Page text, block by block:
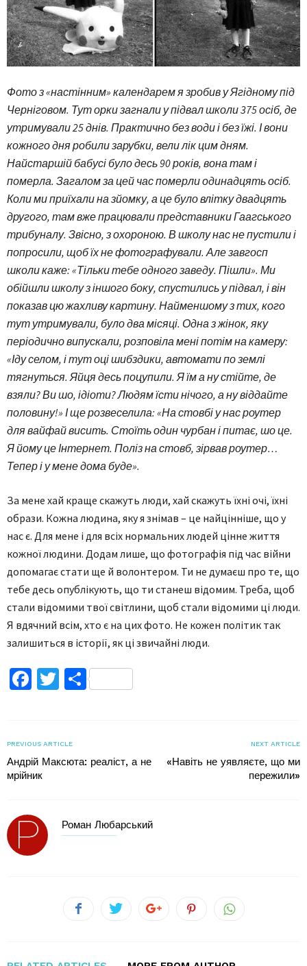
Фото з «настінним» календарем я зробив у Ягідному під
Черніговом. Тут орки загнали у підвал школи 375 осіб, де
утримували 25 днів. Практично без води і без їжі. І вони
кожного дня робили зарубки, вели лік цим дням.
Найстаршій бабусі було десь 90 років, вона там і
померла. Загалом за цей час померли одинадцять осіб.
Коли ми приїхали на зйомку, а це було влітку двадцять
другого, там вже працювали представники Гаагського
трибуналу. Звісно, з охороною. В школу нас не пустили і
попросили, щоб їх не фотографували. Але завгосп
школи каже: «Тільки тебе одного заведу. Пішли». Ми
обійшли школу з іншого боку, спустились у підвал, і він
показав цю жахливу картину. Найменшому з тих, кого
тут утримували, було два місяці. Одна з жінок, яку
періодично випускали, розповіла мені потім на камеру:
«Іду селом, і тут оці шибздики, автомати по землі
тягнуться. Яйця десь поцупили. Я їм а ну стійте, де
взяли? Ви шо, ідіоти? Людям їсти нічого, а ну віддайте
половину!» І ще розвеселила: «На стовбі у нас роутер
для вайфай висить. Стоїть один чурбан і питає, шо це.
Я йому це Інтернет. Поліз на стовб, зірвав роутер…
Тепер і у мене дома буде».
За мене хай краще скажуть люди, хай скажуть їхні очі, їхні
образи. Кожна людина, яку я знімав – це найцінніше, що у
нас є. Для мене і для всіх нормальних людей цінне життя
кожної людини. Додам лише, що фотографія під час війни
допомагає стати ще й волонтером. Ти не думаєш про те, що
тебе десь опублікують, що ти станеш відомим. Треба, щоб
стали відомими твої світлини, щоб стали відомими ці люди.
Я вдячний всім, хто є на цих фото. Не кожен політик так
залишиться в історії, як ці звичайні люди.
Facebook
TwitterПоділитися
PREVIOUS ARTICLE
Андрій Максюта: реаліст, а не
мрійник
NEXT ARTICLE
«Навіть не уявляєте, що ми
пережили»
Роман Любарський